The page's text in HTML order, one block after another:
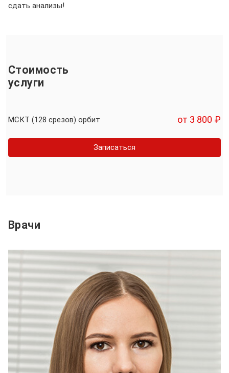
сдать анализы!
Стоимость
услуги
МСКТ (128 срезов) орбит от 3 800 ₽
Записаться
Врачи